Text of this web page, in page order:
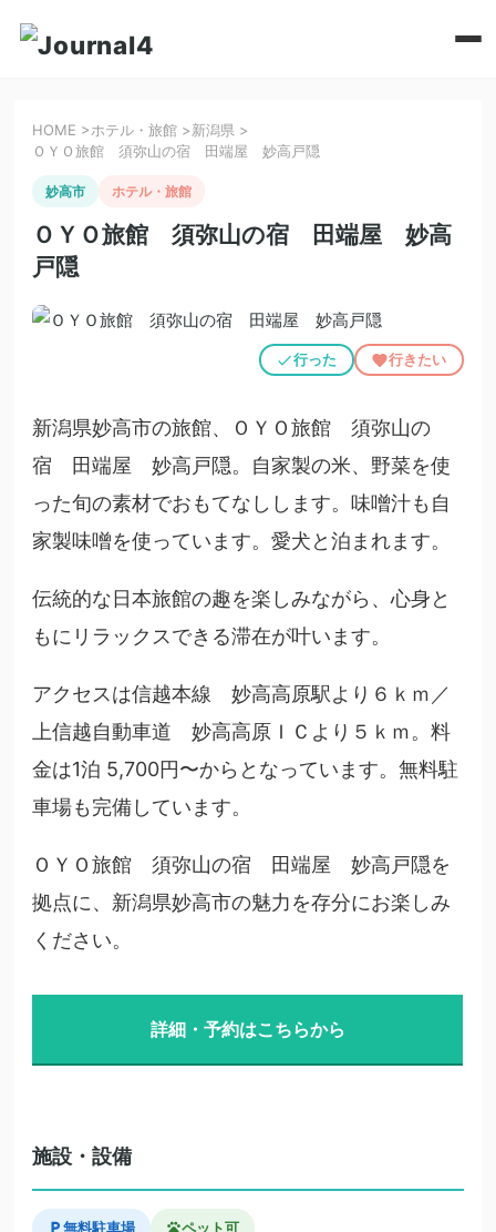
HOME >ホテル・旅館 >新潟県 >
ＯＹＯ旅館 須弥山の宿 田端屋 妙高戸隠
妙高市 ホテル・旅館
ＯＹＯ旅館 須弥山の宿 田端屋 妙高
戸隠
行った 行きたい
新潟県妙高市の旅館、ＯＹＯ旅館 須弥山の
宿 田端屋 妙高戸隠。自家製の米、野菜を使
った旬の素材でおもてなしします。味噌汁も自
家製味噌を使っています。愛犬と泊まれます。
伝統的な日本旅館の趣を楽しみながら、心身と
もにリラックスできる滞在が叶います。
アクセスは信越本線 妙高高原駅より６ｋｍ／
上信越自動車道 妙高高原ＩＣより５ｋｍ。料
金は1泊 5,700円〜からとなっています。無料駐
車場も完備しています。
ＯＹＯ旅館 須弥山の宿 田端屋 妙高戸隠を
拠点に、新潟県妙高市の魅力を存分にお楽しみ
ください。
詳細・予約はこちらから
施設・設備
無料駐車場 ペット可